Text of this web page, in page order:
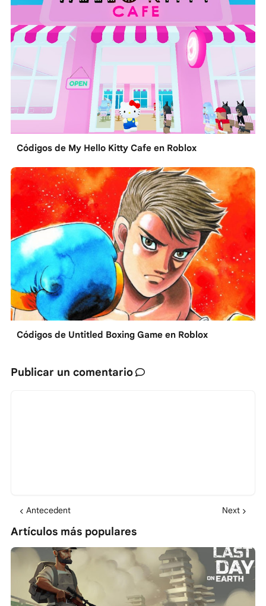
Códigos de My Hello Kitty Cafe en Roblox
Códigos de Untitled Boxing Game en Roblox
Publicar un comentario
Antecedent Next
Artículos más populares